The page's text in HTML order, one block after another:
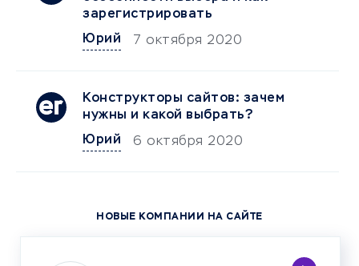
зарегистрировать
Юрий
7 октября 2020
Конструкторы сайтов: зачем
нужны и какой выбрать?
Юрий
6 октября 2020
НОВЫЕ КОМПАНИИ НА САЙТЕ